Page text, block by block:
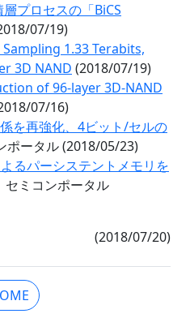
プロセスの「BiCS
07/19)
1.33 Terabits,
3D NAND (2018/07/19)
of 96-layer 3D-NAND
07/16)
を再強化、4ビット/セルの
ポータル (2018/05/23)
るパーシステントメモリを
セミコンポータル
(2018/07/20)